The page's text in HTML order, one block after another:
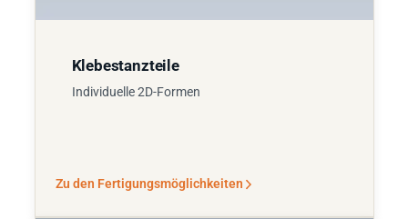
Klebestanzteile
Individuelle 2D-Formen
Zu den Fertigungsmöglichkeiten